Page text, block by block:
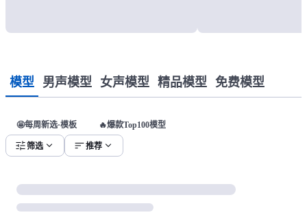
模型 男声模型 女声模型 精品模型 免费模型
🤩每周新选·模板 🔥爆款Top100模型
tune筛选 expand_more sort推荐 expand_more